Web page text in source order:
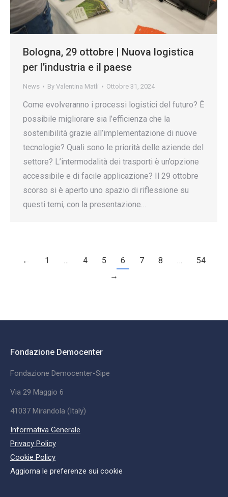
Bologna, 29 ottobre | Nuova logistica
per l’industria e il paese
News By Valentina Matli Ottobre 31, 2024
Come evolveranno i processi logistici del futuro? È
possibile migliorare sia l’efficienza che la
sostenibilità grazie all’implementazione di nuove
tecnologie? Quali sono le priorità delle aziende del
settore? L’intermodalità dei trasporti è un’opzione
accessibile e di facile applicazione? Il 29 ottobre
scorso si è aperto uno spazio di riflessione su
questi temi, con la presentazione…
← 1 … 4 5 6 7 8 …
54
→
Fondazione Democenter
Fondazione Democenter-Sipe
Via 29 Maggio 6
41037 Mirandola (Italy)
Informativa Generale
Privacy Policy
Cookie Policy
Aggiorna le preferenze sui cookie